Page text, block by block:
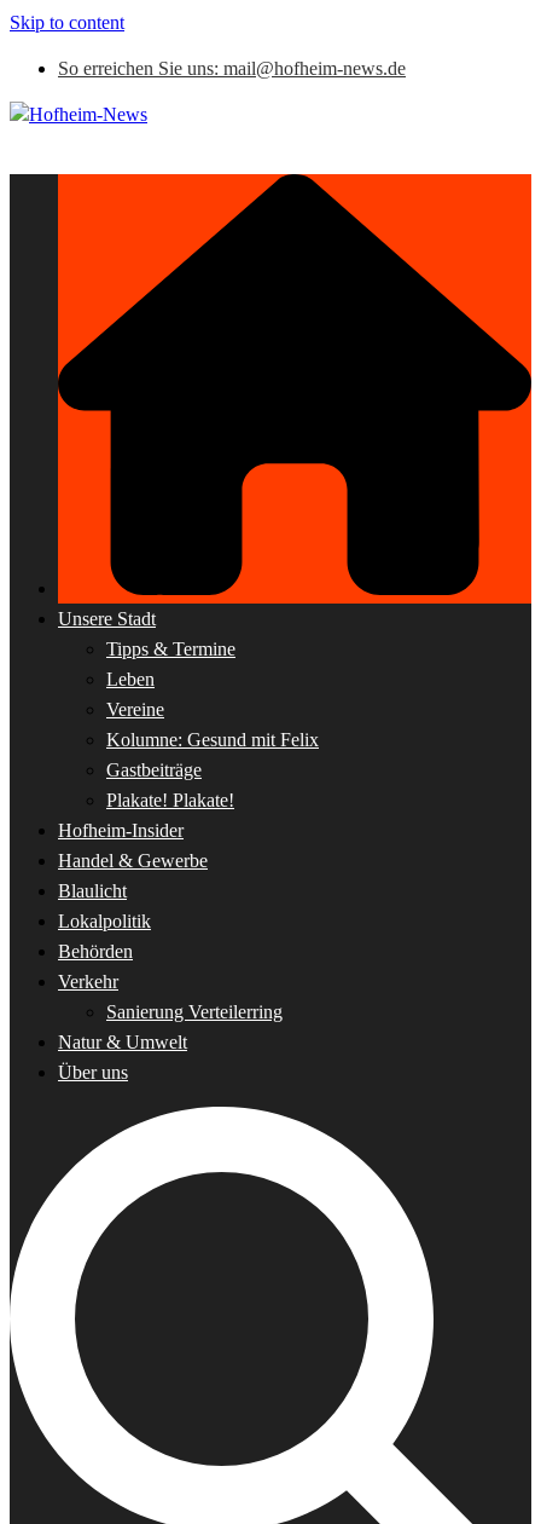
Skip to content
So erreichen Sie uns: mail@hofheim-news.de
Unsere Stadt
Tipps & Termine
Leben
Vereine
Kolumne: Gesund mit Felix
Gastbeiträge
Plakate! Plakate!
Hofheim-Insider
Handel & Gewerbe
Blaulicht
Lokalpolitik
Behörden
Verkehr
Sanierung Verteilerring
Natur & Umwelt
Über uns